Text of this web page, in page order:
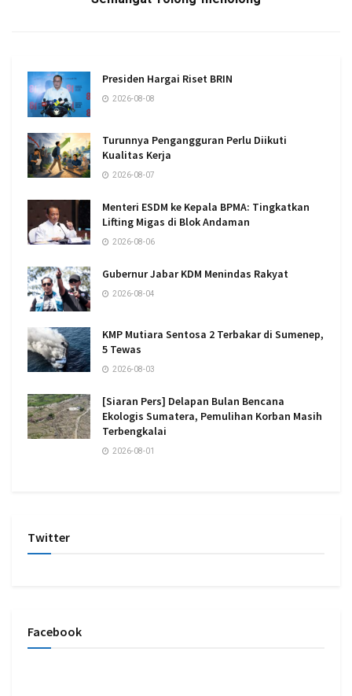
Presiden Hargai Riset BRIN
2026-08-08
Turunnya Pengangguran Perlu Diikuti
Kualitas Kerja
2026-08-07
Menteri ESDM ke Kepala BPMA: Tingkatkan
Lifting Migas di Blok Andaman
2026-08-06
Gubernur Jabar KDM Menindas Rakyat
2026-08-04
KMP Mutiara Sentosa 2 Terbakar di Sumenep,
5 Tewas
2026-08-03
[Siaran Pers] Delapan Bulan Bencana
Ekologis Sumatera, Pemulihan Korban Masih
Terbengkalai
2026-08-01
Twitter
Facebook